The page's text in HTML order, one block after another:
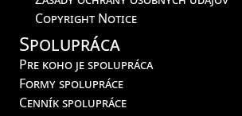
Copyright Notice
Spolupráca
Pre koho je spolupráca
Formy spolupráce
Cenník spolupráce